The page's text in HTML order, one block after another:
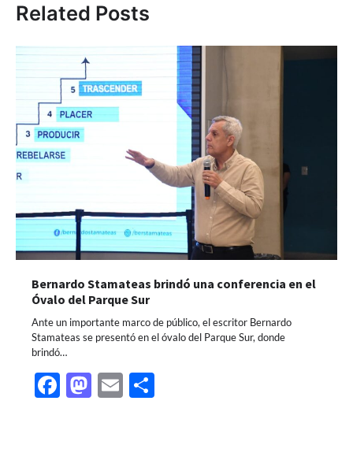
Related Posts
Bernardo Stamateas brindó una conferencia en el
Óvalo del Parque Sur
Ante un importante marco de público, el escritor Bernardo
Stamateas se presentó en el óvalo del Parque Sur, donde
brindó…
Facebook
Mastodon
Email